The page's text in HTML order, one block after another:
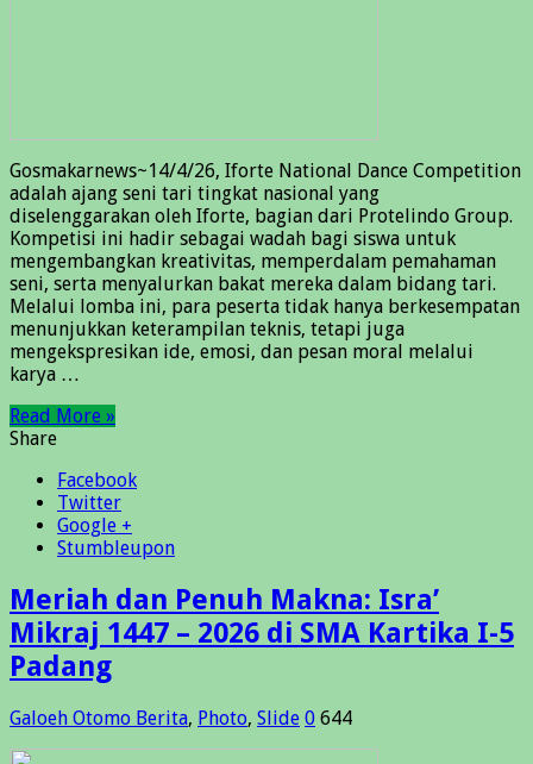
Gosmakarnews~14/4/26, Iforte National Dance Competition
adalah ajang seni tari tingkat nasional yang
diselenggarakan oleh Iforte, bagian dari Protelindo Group.
Kompetisi ini hadir sebagai wadah bagi siswa untuk
mengembangkan kreativitas, memperdalam pemahaman
seni, serta menyalurkan bakat mereka dalam bidang tari.
Melalui lomba ini, para peserta tidak hanya berkesempatan
menunjukkan keterampilan teknis, tetapi juga
mengekspresikan ide, emosi, dan pesan moral melalui
karya …
Read More »
Share
Facebook
Twitter
Google +
Stumbleupon
Meriah dan Penuh Makna: Isra’
Mikraj 1447 – 2026 di SMA Kartika I-5
Padang
Galoeh Otomo Berita, Photo, Slide 0 644